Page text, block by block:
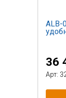
ALB-
36
Арт: